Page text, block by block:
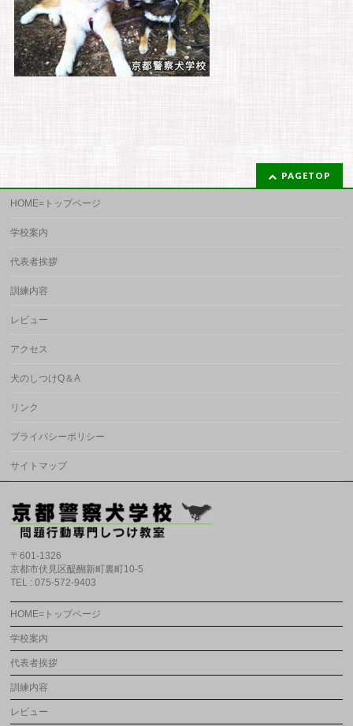
PAGETOP
HOME=トップページ
学校案内
代表者挨拶
訓練内容
レビュー
アクセス
犬のしつけQ＆A
リンク
プライバシーポリシー
サイトマップ
〒601-1326
京都市伏見区醍醐新町裏町10-5
TEL : 075-572-9403
HOME=トップページ
学校案内
代表者挨拶
訓練内容
レビュー